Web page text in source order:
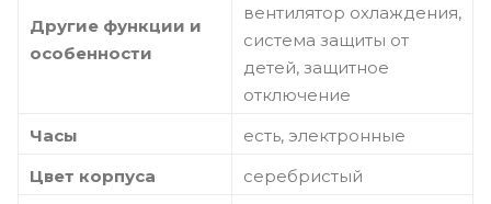
Другие функции и
особенности
вентилятор охлаждения,
система защиты от
детей, защитное
отключение
Часы
есть, электронные
Цвет корпуса
серебристый